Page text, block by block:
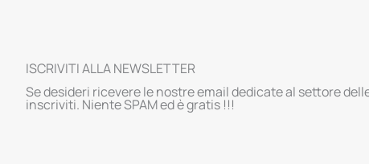
ISCRIVITI ALLA NEWSLETTER
Se desideri ricevere le nostre email dedicate al settore
inscriviti. Niente SPAM ed è gratis !!!